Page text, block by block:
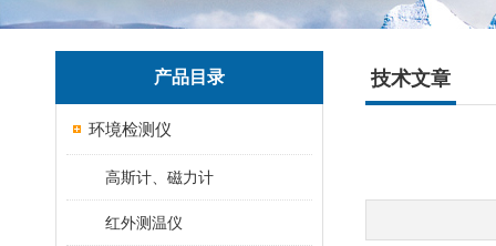
产品目录
环境检测仪
高斯计、磁力计
红外测温仪
技术文章